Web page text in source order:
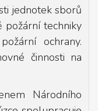
jednotek sborů
požární techniky
ochrany.
činnosti na
Národního